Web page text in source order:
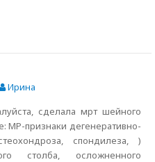
Ирина
сделала мрт шейного
МР-признаки дегенеративно-
спондилеза, )
столба, осложненного